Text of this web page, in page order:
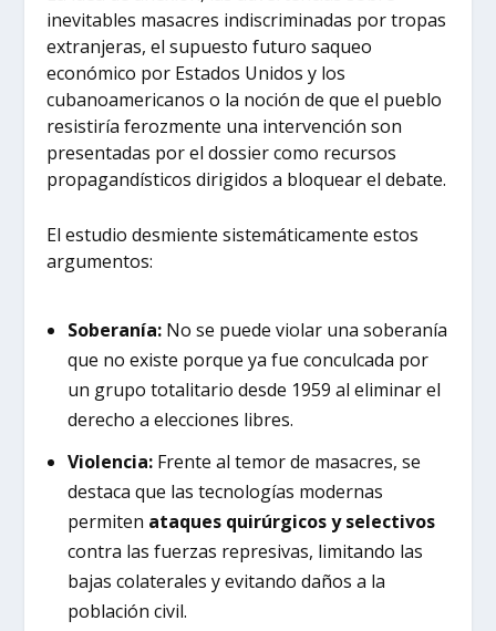
inevitables masacres indiscriminadas por tropas
extranjeras, el supuesto futuro saqueo
económico por Estados Unidos y los
cubanoamericanos o la noción de que el pueblo
resistiría ferozmente una intervención son
presentadas por el dossier como recursos
propagandísticos dirigidos a bloquear el debate.
El estudio desmiente sistemáticamente estos
argumentos:
Soberanía:No se puede violar una soberanía
que no existe porque ya fue conculcada por
un grupo totalitario desde 1959 al eliminar el
derecho a elecciones libres.
Violencia:Frente al temor de masacres, se
destaca que las tecnologías modernas
permiten ataques quirúrgicos y selectivos
contra las fuerzas represivas, limitando las
bajas colaterales y evitando daños a la
población civil.